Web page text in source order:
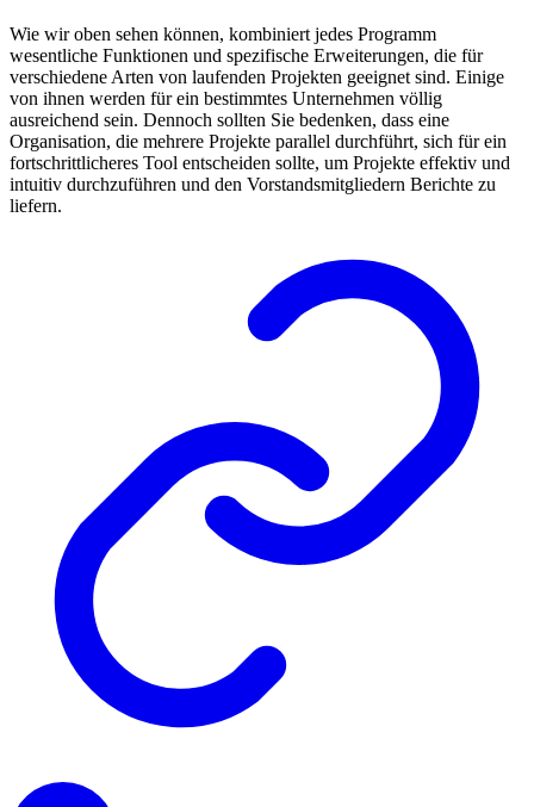
Wie wir oben sehen können, kombiniert jedes Programm
wesentliche Funktionen und spezifische Erweiterungen, die für
verschiedene Arten von laufenden Projekten geeignet sind. Einige
von ihnen werden für ein bestimmtes Unternehmen völlig
ausreichend sein. Dennoch sollten Sie bedenken, dass eine
Organisation, die mehrere Projekte parallel durchführt, sich für ein
fortschrittlicheres Tool entscheiden sollte, um Projekte effektiv und
intuitiv durchzuführen und den Vorstandsmitgliedern Berichte zu
liefern.